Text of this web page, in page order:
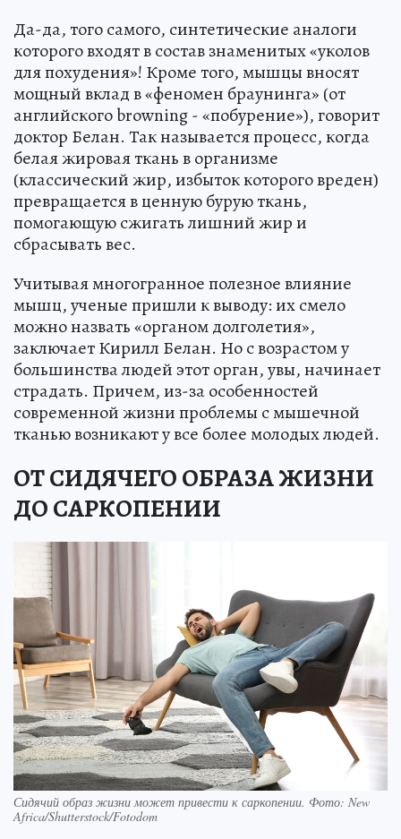
Да-да, того самого, синтетические аналоги
которого входят в состав знаменитых «уколов
для похудения»! Кроме того, мышцы вносят
мощный вклад в «феномен браунинга» (от
английского browning - «побурение»), говорит
доктор Белан. Так называется процесс, когда
белая жировая ткань в организме
(классический жир, избыток которого вреден)
превращается в ценную бурую ткань,
помогающую сжигать лишний жир и
сбрасывать вес.
Учитывая многогранное полезное влияние
мышц, ученые пришли к выводу: их смело
можно назвать «органом долголетия»,
заключает Кирилл Белан. Но с возрастом у
большинства людей этот орган, увы, начинает
страдать. Причем, из-за особенностей
современной жизни проблемы с мышечной
тканью возникают у все более молодых людей.
ОТ СИДЯЧЕГО ОБРАЗА ЖИЗНИ
ДО САРКОПЕНИИ
Сидячий образ жизни может привести к саркопении. Фото: New
Africa/Shutterstock/Fotodom